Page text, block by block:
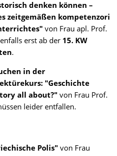
denken können –
zeitgemäßen kompetenzori
von Frau apl. Prof.
erst ab der 15. KW
.
in der
"Geschichte
all about?" von Frau Prof.
leider entfallen.
Polis" von Frau